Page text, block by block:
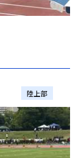
陸上部